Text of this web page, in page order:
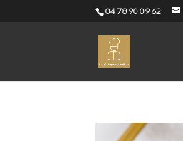
04 78 90 09 62